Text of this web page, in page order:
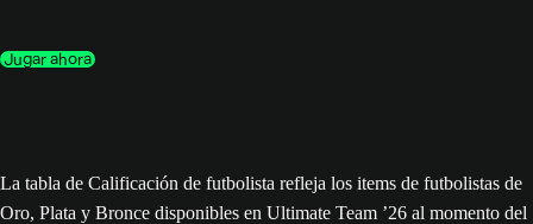
Jugar ahora
La tabla de Calificación de futbolista refleja los items de futbolistas de
Oro, Plata y Bronce disponibles en Ultimate Team ’26 al momento del